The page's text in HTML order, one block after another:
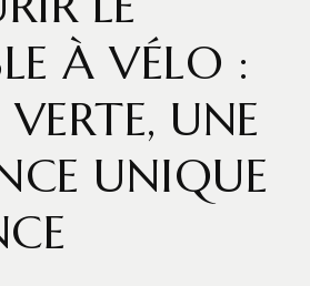
À VÉLO :
UNE
UNIQUE